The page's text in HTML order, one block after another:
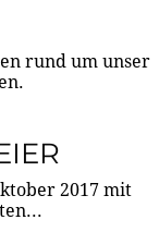
rund um unser
2017 mit